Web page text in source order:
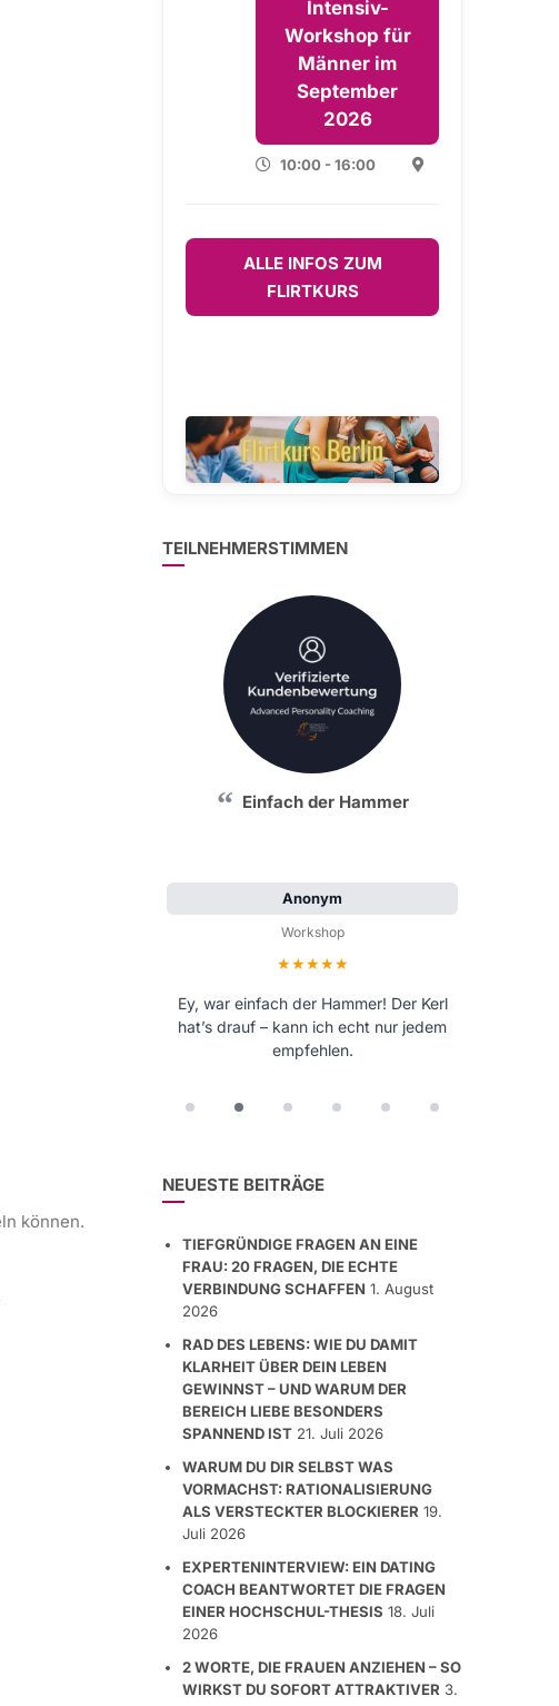
können.
Intensiv-
Workshop für
Männer im
September
2026
10:00 - 16:00
ALLE INFOS ZUM
FLIRTKURS
TEILNEHMERSTIMMEN
Einfach der Hammer
Anonym
Workshop
Bewertung: 5 von 5 Sternen
Ey, war einfach der Hammer! Der Kerl
hat’s drauf – kann ich echt nur jedem
empfehlen.
NEUESTE BEITRÄGE
TIEFGRÜNDIGE FRAGEN AN EINE
FRAU: 20 FRAGEN, DIE ECHTE
VERBINDUNG SCHAFFEN 1. August
2026
RAD DES LEBENS: WIE DU DAMIT
KLARHEIT ÜBER DEIN LEBEN
GEWINNST – UND WARUM DER
BEREICH LIEBE BESONDERS
SPANNEND IST 21. Juli 2026
WARUM DU DIR SELBST WAS
VORMACHST: RATIONALISIERUNG
ALS VERSTECKTER BLOCKIERER 19.
Juli 2026
EXPERTENINTERVIEW: EIN DATING
COACH BEANTWORTET DIE FRAGEN
EINER HOCHSCHUL-THESIS 18. Juli
2026
2 WORTE, DIE FRAUEN ANZIEHEN – SO
WIRKST DU SOFORT ATTRAKTIVER 3.